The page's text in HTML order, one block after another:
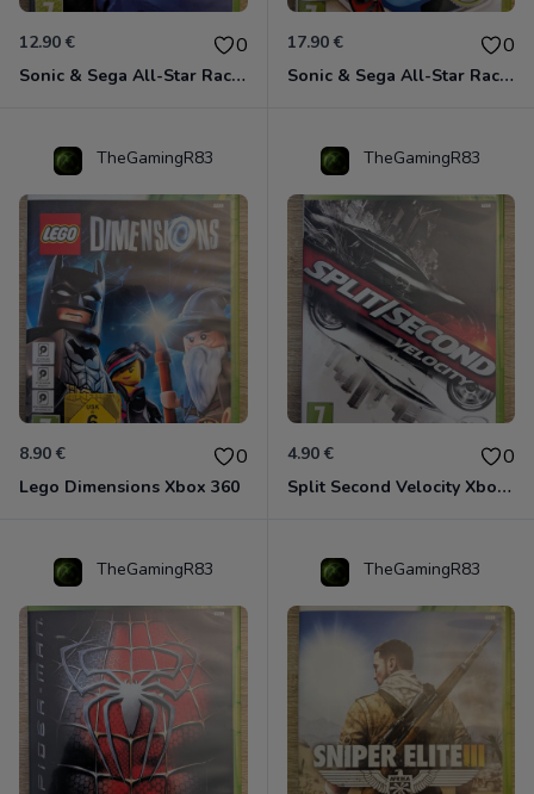
12.90 € 0
Sonic & Sega All-Star Racing avec Banjo-Kazooie Xbox 360
17.90 € 0
Sonic & Sega All-Star Racing - Transformed Xbox 360
TheGamingR83
8.90 € 0
Lego Dimensions Xbox 360
TheGamingR83
4.90 € 0
Split Second Velocity Xbox 360
TheGamingR83 TheGamingR83